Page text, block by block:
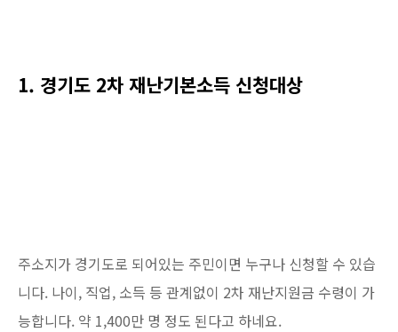
1. 경기도 2차 재난기본소득 신청대상
주소지가 경기도로 되어있는 주민이면 누구나 신청할 수 있습
니다. 나이, 직업, 소득 등 관계없이 2차 재난지원금 수령이 가
능합니다. 약 1,400만 명 정도 된다고 하네요.